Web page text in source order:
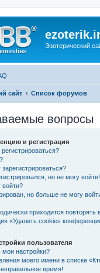
Эзотерический
сайт Список форумов
вопросы
и регистрация
но не могу войти!
но больше не могу
приходится повторять
«Удалить cookies
пользователя
мои настройки?
моего имени в списке
время!